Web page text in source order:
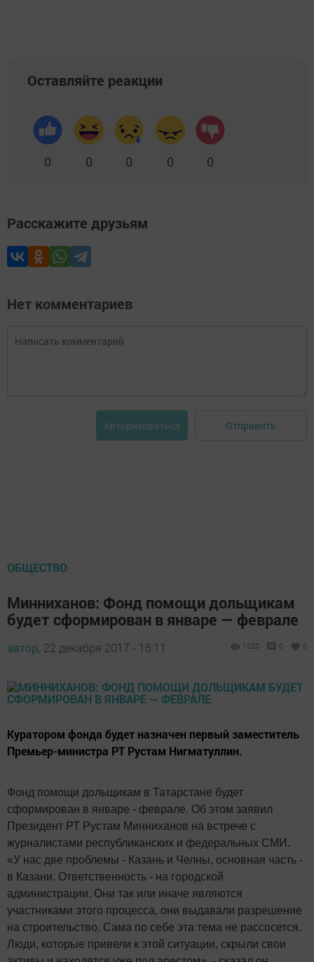
Оставляйте реакции
0 0 0 0 0
Расскажите друзьям
Нет комментариев
Авторизоваться Отправить
ОБЩЕСТВО
Минниханов: Фонд помощи дольщикам
будет сформирован в январе — феврале
автор, 22 декабря 2017 - 16:11 1220 0 0
Куратором фонда будет назначен первый заместитель
Премьер-министра РТ Рустам Нигматуллин.
Фонд помощи дольщикам в Татарстане будет
сформирован в январе - феврале. Об этом заявил
Президент РТ Рустам Минниханов на встрече с
журналистами республиканских и федеральных СМИ.
«У нас две проблемы - Казань и Челны, основная часть -
в Казани. Ответственность - на городской
администрации. Они так или иначе являются
участниками этого процесса, они выдавали разрешение
на строительство. Сама по себе эта тема не рассосется.
Люди, которые привели к этой ситуации, скрыли свои